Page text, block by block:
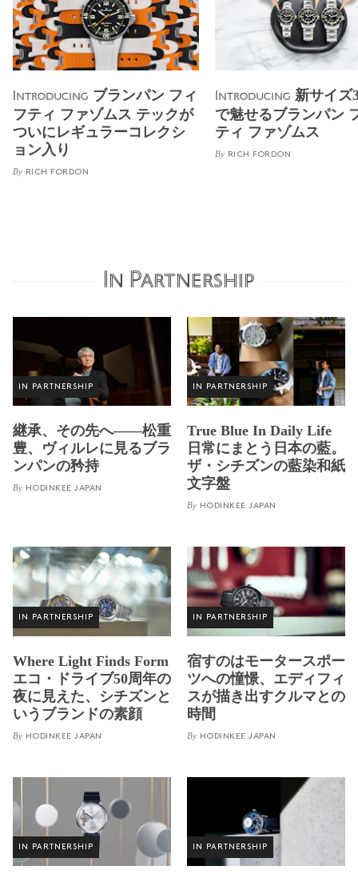
Introducing ブランパン フィ
フティ ファゾムス テックが
ついにレギュラーコレクシ
ョン入り
By RICH FORDON
Introducing 新サイズ
で魅せるブランパン
ティ ファゾムス
By RICH FORDON
In Partnership
IN PARTNERSHIP
継承、その先へ——松重
豊、ヴィルレに見るブラ
ンパンの矜持
By HODINKEE JAPAN
IN PARTNERSHIP
True Blue In Daily Life
日常にまとう日本の藍。
ザ・シチズンの藍染和紙
文字盤
By HODINKEE JAPAN
IN PARTNERSHIP
Where Light Finds Form
エコ・ドライブ50周年の
夜に見えた、シチズンと
いうブランドの素顔
By HODINKEE JAPAN
IN PARTNERSHIP
宿すのはモータースポー
ツへの憧憬、エディフィ
スが描き出すクルマとの
時間
By HODINKEE JAPAN
IN PARTNERSHIP IN PARTNERSHIP